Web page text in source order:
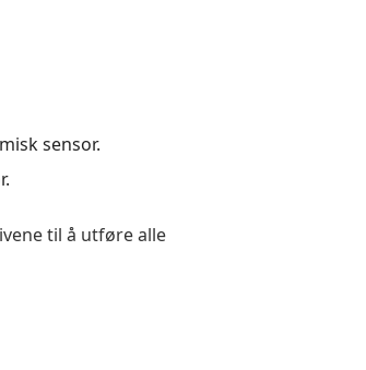
sensor.
til å utføre alle